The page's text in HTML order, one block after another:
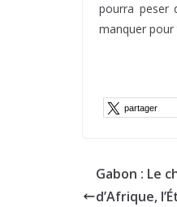
pourra peser
manquer
partager
Gabon : Le
d’Afrique,